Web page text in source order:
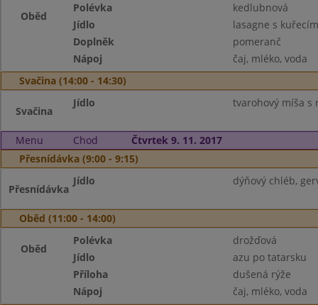
Oběd
Polévka
kedlubnová
Jídlo
lasagne s
Doplněk
pomeranč
Nápoj
čaj, mléko, voda
Svačina (14:00 - 14:30)
Svačina
Jídlo tvarohový míša s
Menu Chod
Čtvrtek 9. 11. 2017
Přesnídávka (9:00 - 9:15)
Přesnídávka
Jídlo dýňový chléb,
Oběd (11:00 - 14:00)
Oběd
Polévka
drožďová
Jídlo
azu po tatarsku
Příloha
dušená rýže
Nápoj
čaj, mléko, voda